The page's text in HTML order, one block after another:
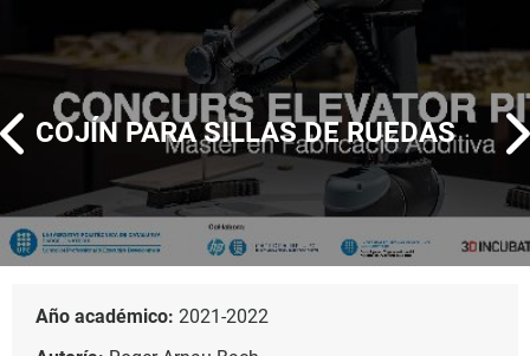
COJÍN PARA SILLAS DE RUEDAS
Año académico: 2021-2022